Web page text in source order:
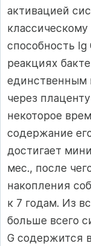
активацией
способность Ig
реакциях
единственным
через
некоторое
содержание
достигает
мес., после
накопления
к 7 годам. Из
больше всего
G содержится